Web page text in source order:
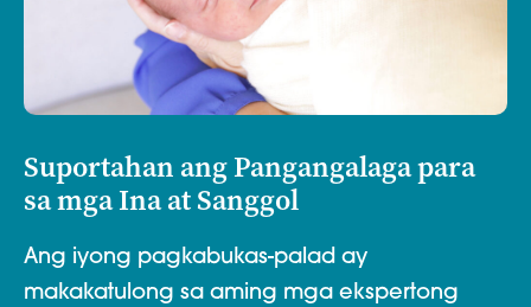
Suportahan ang Pangangalaga para
sa mga Ina at Sanggol
Ang iyong pagkabukas-palad ay
makakatulong sa aming mga ekspertong